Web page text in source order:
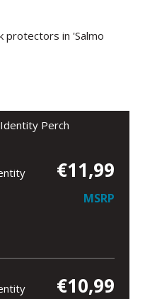
protectors in 'Salmo
Perch
€11,99
MSRP
€10,99